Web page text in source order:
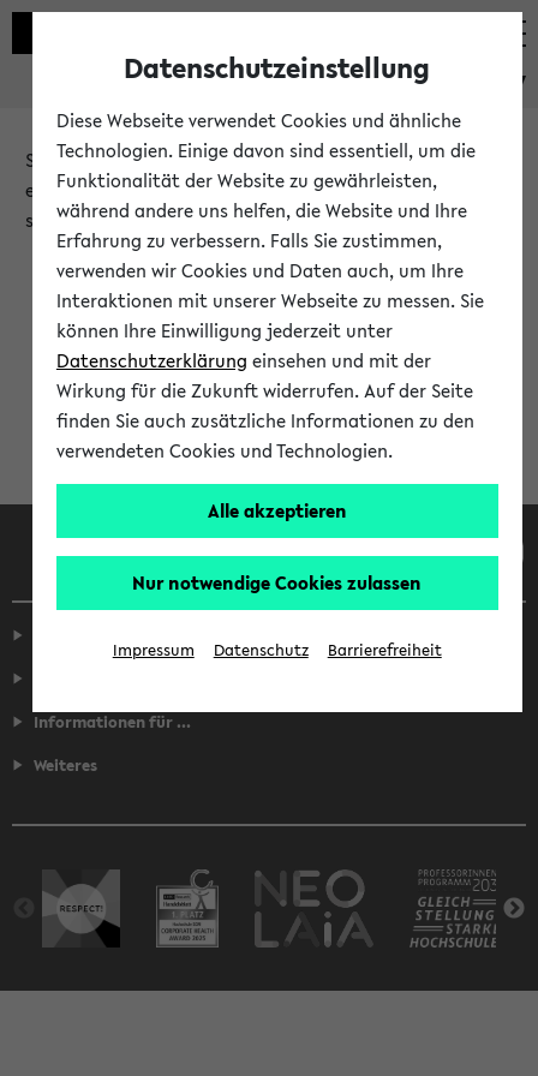
eKVV
Sie möchten auf eine eKVV Funktion zugreifen, die Ihnen
erst nach einer Anmeldung am System zur Verfügung
steht.
Bitte melden Sie sich an:
Anmeldung am eKVV
Informationen für ...
Weiteres
Datenschutzeinstellung
Diese Webseite verwendet Cookies und ähnliche
Technologien. Einige davon sind essentiell, um die
Funktionalität der Website zu gewährleisten,
während andere uns helfen, die Website und Ihre
Erfahrung zu verbessern. Falls Sie zustimmen,
verwenden wir Cookies und Daten auch, um Ihre
Interaktionen mit unserer Webseite zu messen. Sie
können Ihre Einwilligung jederzeit unter
Datenschutzerklärung einsehen und mit der
Wirkung für die Zukunft widerrufen. Auf der Seite
finden Sie auch zusätzliche Informationen zu den
verwendeten Cookies und Technologien.
Alle akzeptieren
Nur notwendige Cookies zulassen
Impressum Datenschutz Barrierefreiheit